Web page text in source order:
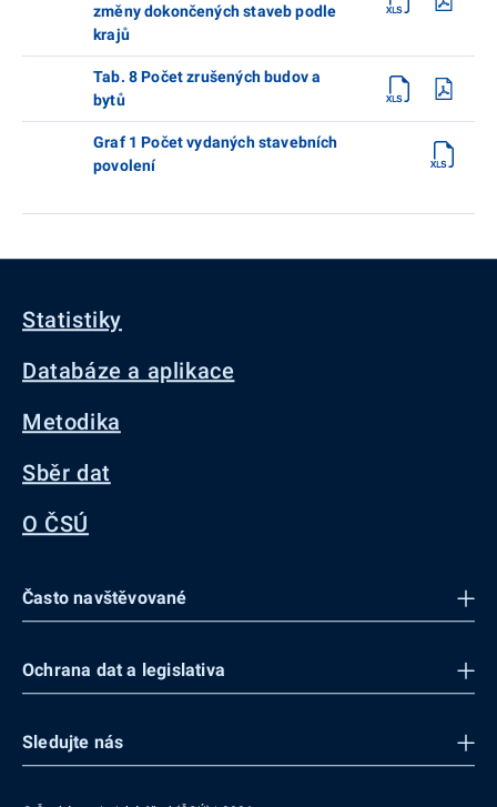
změny dokončených staveb podle
krajů
Tab. 8 Počet zrušených budov a
bytů
Graf 1 Počet vydaných stavebních
povolení
Statistiky
Databáze a aplikace
Metodika
Sběr dat
O ČSÚ
Často navštěvované
Ochrana dat a legislativa
Sledujte nás